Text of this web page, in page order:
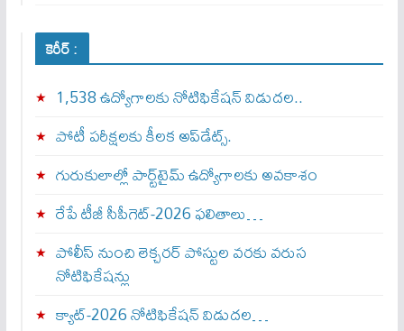
కెరీర్ :
1,538 ఉద్యోగాలకు నోటిఫికేషన్ విడుదల..
పోటీ పరీక్షలకు కీలక అప్‌డేట్స్.
గురుకులాల్లో పార్ట్‌టైమ్ ఉద్యోగాలకు అవకాశం
రేపే టీజీ సీపీగెట్‌-2026 ఫలితాలు…
పోలీస్ నుంచి లెక్చరర్ పోస్టుల వరకు వరుస
నోటిఫికేషన్లు
క్యాట్-2026 నోటిఫికేషన్ విడుదల…